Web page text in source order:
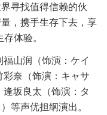
寻找值得信赖的伙
，携手生存下去，享
存体验。
山润（饰演：ケイ
彩奈（饰演：キャサ
坂良太（饰演：タ
等声优担纲演出。